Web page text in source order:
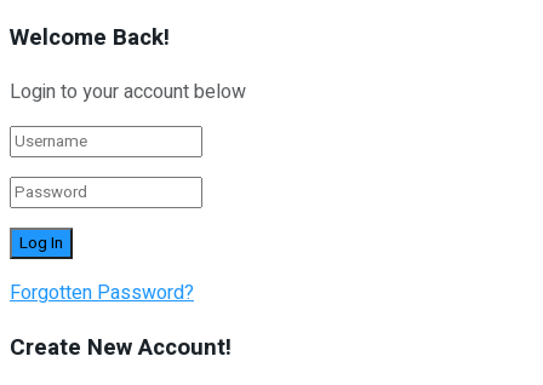
Welcome Back!
Login to your account below
Forgotten Password?
Create New Account!